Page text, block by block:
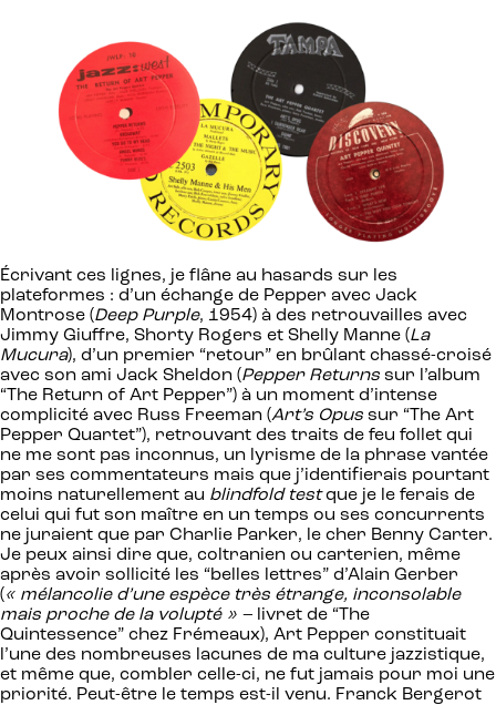
Écrivant ces lignes, je flâne au hasards sur les
plateformes : d’un échange de Pepper avec Jack
Montrose (Deep Purple, 1954) à des retrouvailles avec
Jimmy Giuffre, Shorty Rogers et Shelly Manne (La
Mucura), d’un premier “retour” en brûlant chassé-croisé
avec son ami Jack Sheldon (Pepper Returns sur l’album
“The Return of Art Pepper”) à un moment d’intense
complicité avec Russ Freeman (Art’s Opus sur “The Art
Pepper Quartet”), retrouvant des traits de feu follet qui
ne me sont pas inconnus, un lyrisme de la phrase vantée
par ses commentateurs mais que j’identifierais pourtant
moins naturellement au blindfold testque je le ferais de
celui qui fut son maître en un temps ou ses concurrents
ne juraient que par Charlie Parker, le cher Benny Carter.
Je peux ainsi dire que, coltranien ou carterien, même
après avoir sollicité les “belles lettres” d’Alain Gerber
(« mélancolie d’une espèce très étrange, inconsolable
mais proche de la volupté » – livret de “The
Quintessence” chez Frémeaux), Art Pepper constituait
l’une des nombreuses lacunes de ma culture jazzistique,
et même que, combler celle-ci, ne fut jamais pour moi une
priorité. Peut-être le temps est-il venu. Franck Bergerot